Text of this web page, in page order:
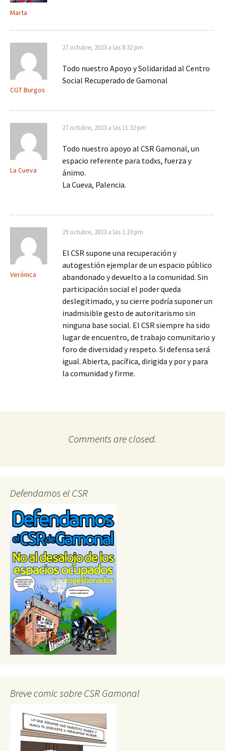
Marta
CGT Burgos
27 octubre, 2023 a las 8:32 pm
Todo nuestro Apoyo y Solidaridad al Centro
Social Recuperado de Gamonal
La Cueva
27 octubre, 2023 a las 11:32 pm
Todo nuestro apoyo al CSR Gamonal, un
espacio referente para todxs, fuerza y
ánimo.
La Cueva, Palencia.
Verónica
29 octubre, 2023 a las 1:23 pm
El CSR supone una recuperación y
autogestión ejemplar de un espacio público
abandonado y devuelto a la comunidad. Sin
participación social el poder queda
deslegitimado, y su cierre podría suponer un
inadmisible gesto de autoritarismo sin
ninguna base social. El CSR siempre ha sido
lugar de encuentro, de trabajo comunitario y
foro de diversidad y respeto. Si defensa será
igual. Abierta, pacífica, dirigida y por y para
la comunidad y firme.
Comments are closed.
Defendamos el CSR
Breve comic sobre CSR Gamonal